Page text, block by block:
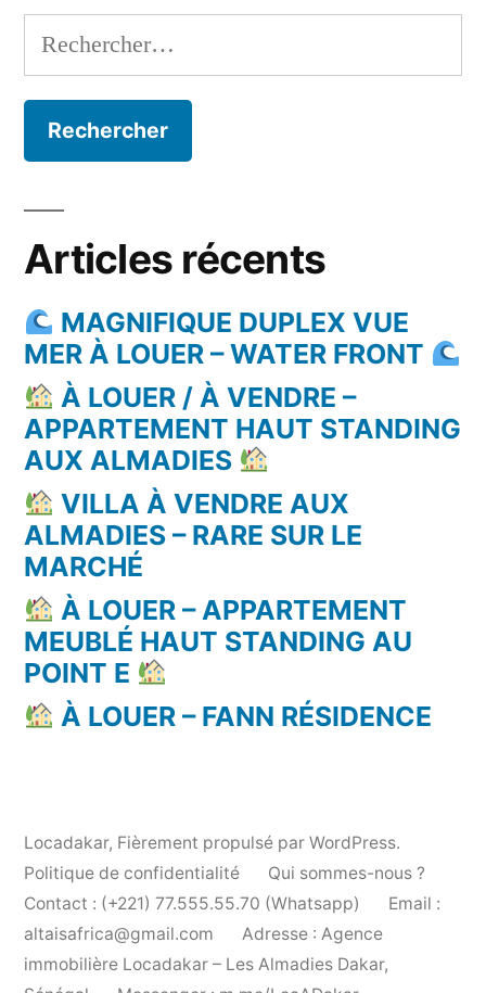
Rechercher :
Articles récents
MAGNIFIQUE DUPLEX VUE
MER À LOUER – WATER FRONT
À LOUER / À VENDRE –
APPARTEMENT HAUT STANDING
AUX ALMADIES
VILLA À VENDRE AUX
ALMADIES – RARE SUR LE
MARCHÉ
À LOUER – APPARTEMENT
MEUBLÉ HAUT STANDING AU
POINT E
À LOUER – FANN RÉSIDENCE
Locadakar, Fièrement propulsé par WordPress.
Politique de confidentialité
Qui sommes-nous ?
Contact : (+221) 77.555.55.70 (Whatsapp)
Email :
altaisafrica@gmail.com
Adresse : Agence
immobilière Locadakar – Les Almadies Dakar,